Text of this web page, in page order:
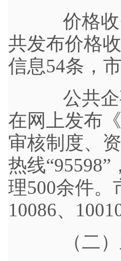
价格收
共发布价格
信息54条，
公共企事
在网上发布
审核制度、
热线
理500余件。
10086、
（二）